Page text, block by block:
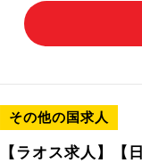
その他の国求人
【ラオス求人】【